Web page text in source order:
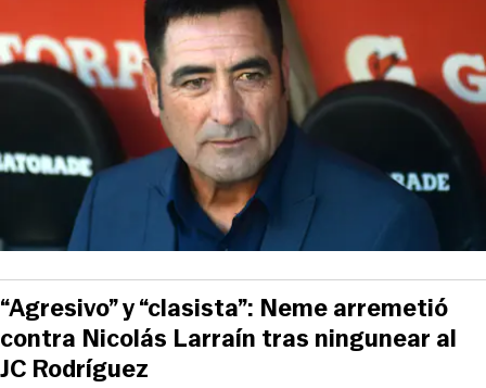
“Agresivo” y “clasista”: Neme arremetió
contra Nicolás Larraín tras ningunear al
JC Rodríguez